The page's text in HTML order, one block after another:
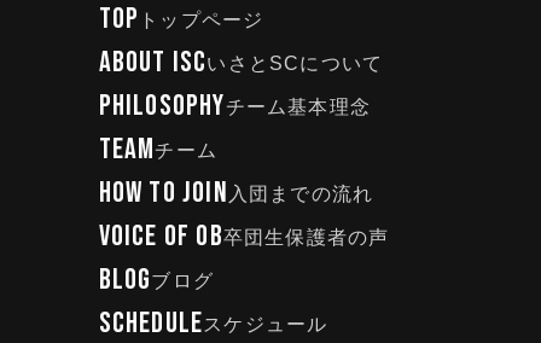
TOP トップページ
ABOUT ISCいさとSCについて
PHILOSOPHYチーム基本理念
TEAMチーム
HOW TO JOIN 入団までの流れ
VOICE OF OB卒団生保護者の声
BLOGブログ
SCHEDULEスケジュール